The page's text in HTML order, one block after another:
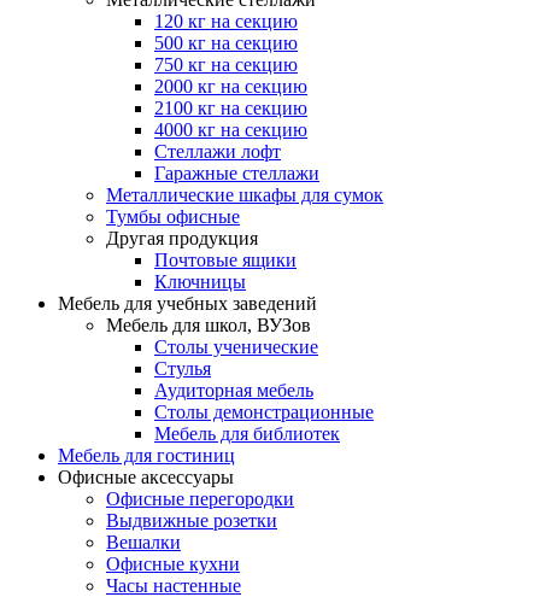
120 кг на секцию
500 кг на секцию
750 кг на секцию
2000 кг на секцию
2100 кг на секцию
4000 кг на секцию
Стеллажи лофт
Гаражные стеллажи
Металлические шкафы для сумок
Тумбы офисные
Другая продукция
Почтовые ящики
Ключницы
Мебель для учебных заведений
Мебель для школ, ВУЗов
Столы ученические
Стулья
Аудиторная мебель
Столы демонстрационные
Мебель для библиотек
Мебель для гостиниц
Офисные аксессуары
Офисные перегородки
Выдвижные розетки
Вешалки
Офисные кухни
Часы настенные